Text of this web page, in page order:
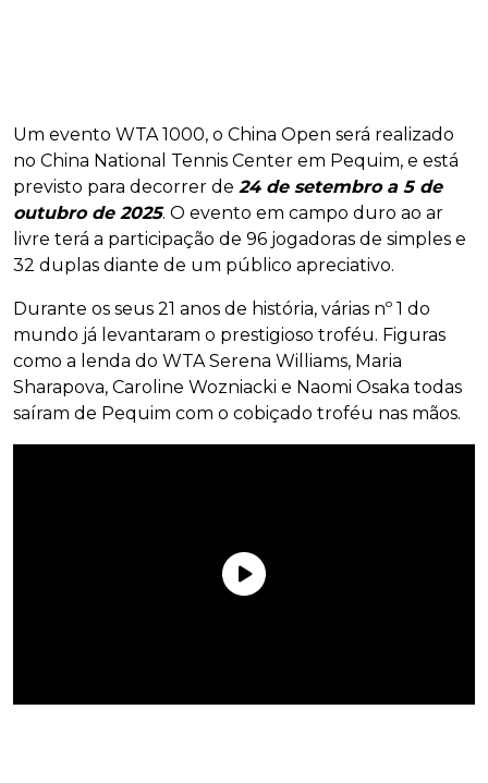
Um evento WTA 1000, o China Open será realizado
no China National Tennis Center em Pequim, e está
previsto para decorrer de 24 de setembro a 5 de
outubro de 2025. O evento em campo duro ao ar
livre terá a participação de 96 jogadoras de simples e
32 duplas diante de um público apreciativo.
Durante os seus 21 anos de história, várias nº 1 do
mundo já levantaram o prestigioso troféu. Figuras
como a lenda do WTA Serena Williams, Maria
Sharapova, Caroline Wozniacki e Naomi Osaka todas
saíram de Pequim com o cobiçado troféu nas mãos.